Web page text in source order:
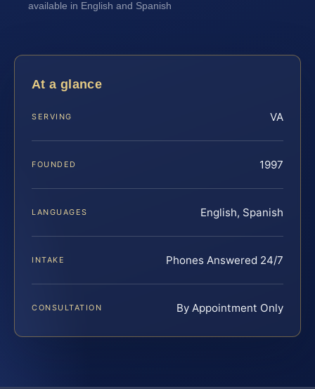
available in English and Spanish
At a glance
SERVING VA
FOUNDED 1997
LANGUAGES English, Spanish
INTAKE Phones Answered 24/7
CONSULTATION By Appointment Only